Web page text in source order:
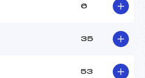
6
35
53